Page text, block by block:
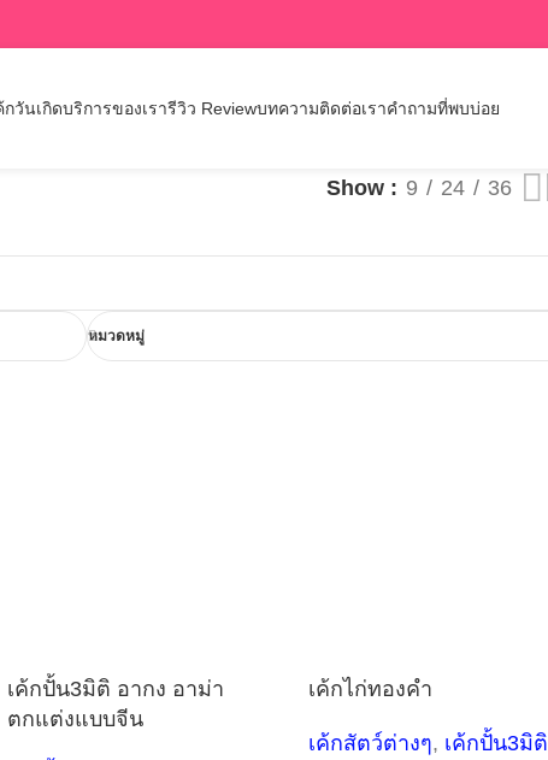
วันเกิดบริการของเรารีวิว Reviewบทความติดต่อเราคำถามที่พบบ่อย
Show 9 24 36
หมวดหมู่
เค้กปั้น3มิติ อากง อาม่า
ตกแต่งแบบจีน
เค้กไก่ทองคำ
เค้กสัตว์ต่างๆ, เค้กปั้น3มิติ